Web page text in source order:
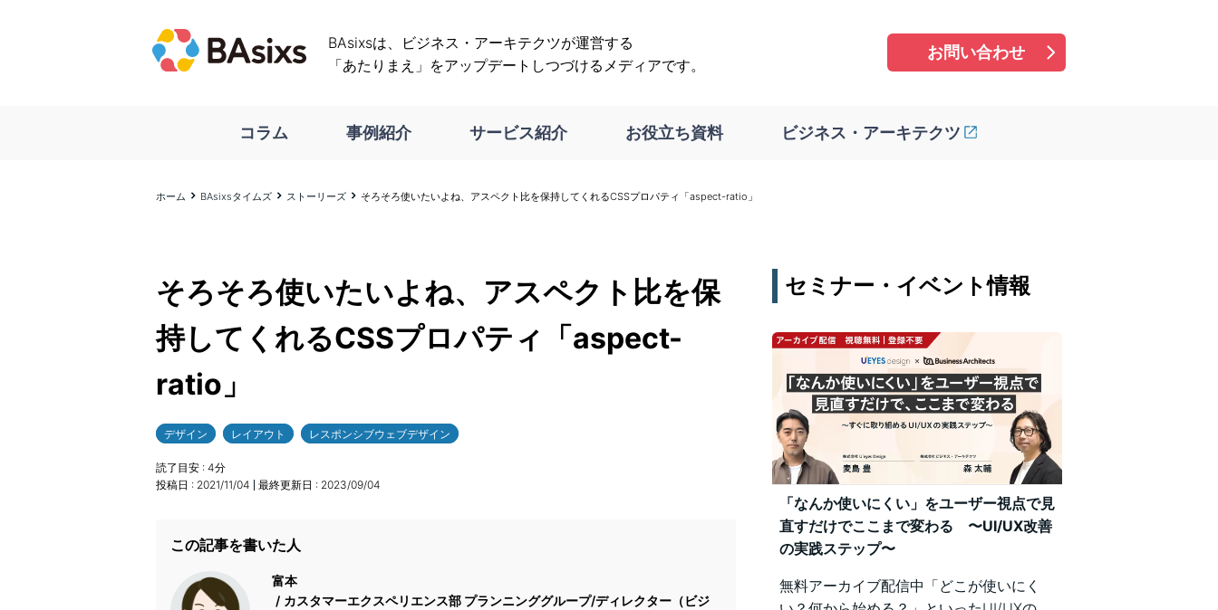
BAsixsは、ビジネス・アーキテクツが運営する
「あたりまえ」をアップデートしつづけるメディアです。
お問い合わせ
コラム 事例紹介 サービス紹介 お役立ち資料 ビジネス・アーキテクツ
ホーム BAsixsタイムズ ストーリーズ そろそろ使いたいよね、アスペクト比を保持してくれるCSSプロパティ「aspect-ratio」
そろそろ使いたいよね、アスペクト比を保
持してくれるCSSプロパティ「aspect-
ratio」
デザイン レイアウト レスポンシブウェブデザイン
読了目安 : 4分
投稿日 : 2021/11/04 最終更新日 : 2023/09/04
この記事を書いた人
富本
カスタマーエクスペリエンス部 プランニンググループ/ディレクター（ビジ
セミナー・イベント情報
「なんか使いにくい」をユーザー視点で見
直すだけでここまで変わる 〜UI/UX改善
の実践ステップ〜
無料アーカイブ配信中「どこが使いにく